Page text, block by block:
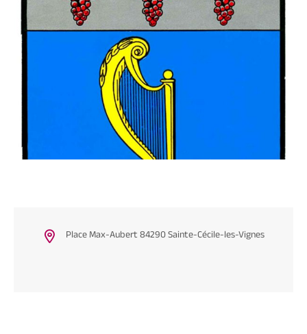
Place Max-Aubert 84290 Sainte-Cécile-les-Vignes